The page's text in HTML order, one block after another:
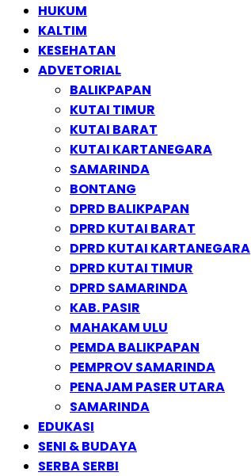
HUKUM
KALTIM
KESEHATAN
ADVETORIAL
BALIKPAPAN
KUTAI TIMUR
KUTAI BARAT
KUTAI KARTANEGARA
SAMARINDA
BONTANG
DPRD BALIKPAPAN
DPRD KUTAI BARAT
DPRD KUTAI KARTANEGARA
DPRD KUTAI TIMUR
DPRD SAMARINDA
KAB. PASIR
MAHAKAM ULU
PEMDA BALIKPAPAN
PEMPROV SAMARINDA
PENAJAM PASER UTARA
SAMARINDA
EDUKASI
SENI & BUDAYA
SERBA SERBI